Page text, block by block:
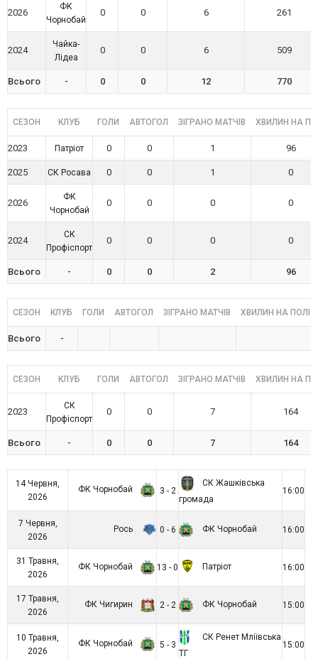
2026
ФК
Чорнобай
0 0 6 261
2024
Чайка-
Лідеа
0 0 6 509
Всього - 0 0 12 770
СЕЗОН КЛУБ ГОЛИ АВТОГОЛ ЗІГРАНО МАТЧІВ ХВИЛИН НА
2023 Патріот 0 0 1 96
2025 СК Росава 0 0 1 0
2026
ФК
Чорнобай
0 0 0 0
2024
СК
Профіспорт
0 0 0 0
Всього - 0 0 2 96
СЕЗОН КЛУБ ГОЛИ АВТОГОЛ ЗІГРАНО МАТЧІВ ХВИЛИН НА ПОЛІ
Всього -
СЕЗОН КЛУБ ГОЛИ АВТОГОЛ ЗІГРАНО МАТЧІВ ХВИЛИН НА
2023
СК
Профіспорт
0 0 7 164
Всього - 0 0 7 164
14 Червня,
2026
ФК Чорнобай 3 - 2
СК Жашківська
громада
16:00
7 Червня,
2026
Рось 0 - 6 ФК Чорнобай 16:00
31 Травня,
2026
ФК Чорнобай 13 - 0 Патріот 16:00
17 Травня,
2026
ФК Чигирин 2 - 2 ФК Чорнобай 15:00
10 Травня,
2026
ФК Чорнобай 5 - 3
СК Ренет Мліївська
ТГ
15:00